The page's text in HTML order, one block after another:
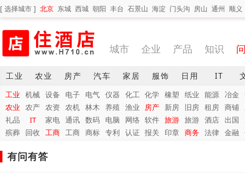
[ 选择城市 ] 北京 东城 西城 朝阳 丰台 石景山 海淀 门头沟 房山 通州 顺义
城市 企业 产品 知识
工业 农业 房产 汽车 家居 服饰 日用 IT
工业 机械 设备 电子 电气 仪器 化工 化学 橡塑 纸业 能源 冶金
农业
农产 农资 农机 林木 养殖 渔业 房产 新房 旧房 租房 商铺
礼品
IT 家电 通讯 数码 电脑 网络 软件 旅游 旅游 酒店 出国
殡葬 回收 工商 工商 商标 专利 认证 报关 印章 商务 法律 金融
有问有答